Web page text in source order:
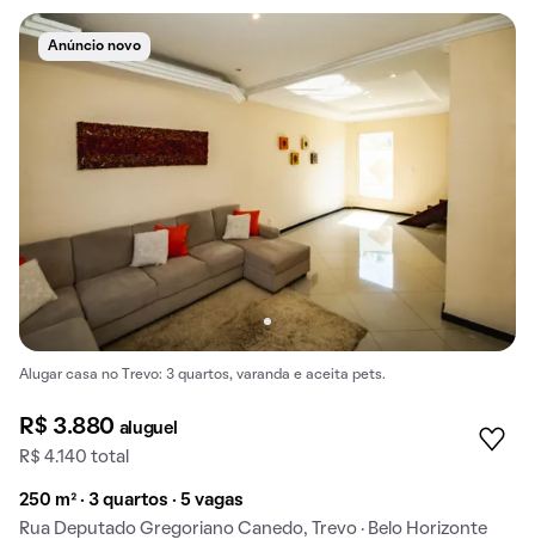
Anúncio novo
Alugar casa no Trevo: 3 quartos, varanda e aceita pets.
R$ 3.880 aluguel
R$ 4.140 total
250 m² · 3 quartos · 5 vagas
Rua Deputado Gregoriano Canedo, Trevo · Belo Horizonte